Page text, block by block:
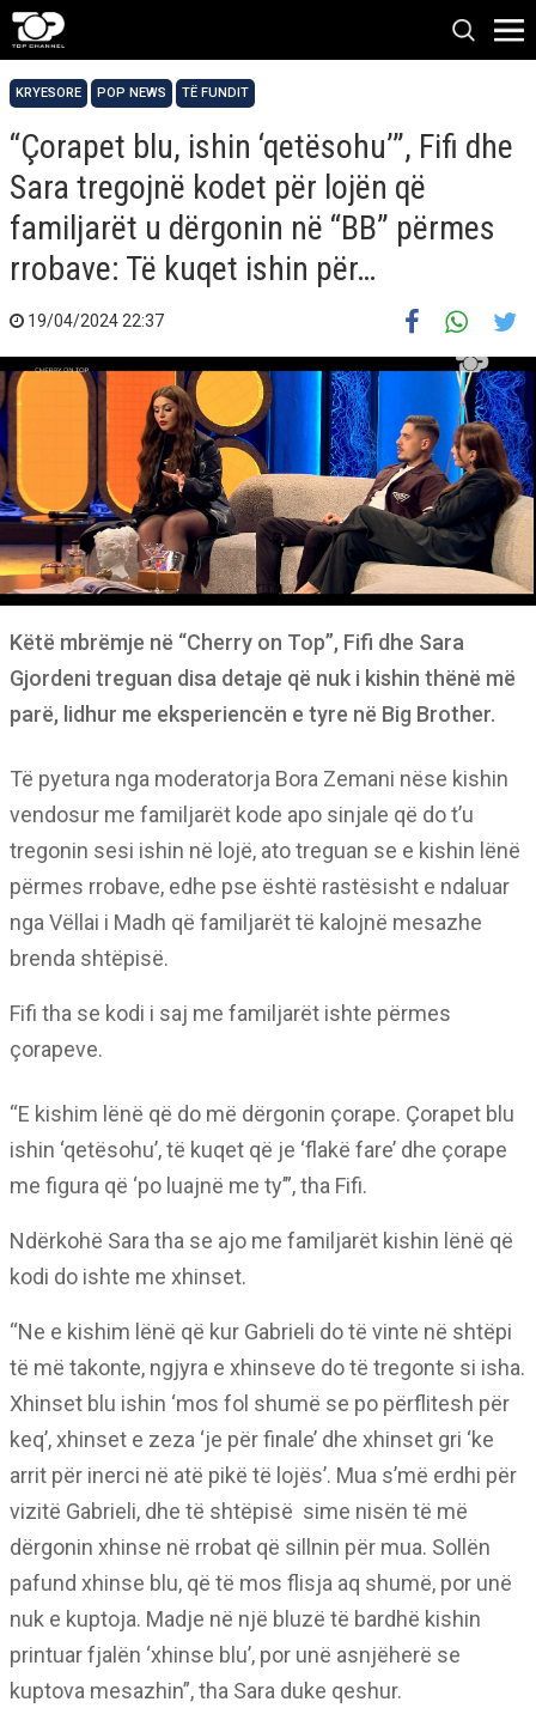
KRYESORE POP NEWS TË FUNDIT
“Çorapet blu, ishin ‘qetësohu’”, Fifi dhe
Sara tregojnë kodet për lojën që
familjarët u dërgonin në “BB” përmes
rrobave: Të kuqet ishin për…
19/04/2024 22:37
Këtë mbrëmje në “Cherry on Top”, Fifi dhe Sara
Gjordeni treguan disa detaje që nuk i kishin thënë më
parë, lidhur me eksperiencën e tyre në Big Brother.
Të pyetura nga moderatorja Bora Zemani nëse kishin
vendosur me familjarët kode apo sinjale që do t’u
tregonin sesi ishin në lojë, ato treguan se e kishin lënë
përmes rrobave, edhe pse është rastësisht e ndaluar
nga Vëllai i Madh që familjarët të kalojnë mesazhe
brenda shtëpisë.
Fifi tha se kodi i saj me familjarët ishte përmes
çorapeve.
“E kishim lënë që do më dërgonin çorape. Çorapet blu
ishin ‘qetësohu’, të kuqet që je ‘flakë fare’ dhe çorape
me figura që ‘po luajnë me ty’”, tha Fifi.
Ndërkohë Sara tha se ajo me familjarët kishin lënë që
kodi do ishte me xhinset.
“Ne e kishim lënë që kur Gabrieli do të vinte në shtëpi
të më takonte, ngjyra e xhinseve do të tregonte si isha.
Xhinset blu ishin ‘mos fol shumë se po përflitesh për
keq’, xhinset e zeza ‘je për finale’ dhe xhinset gri ‘ke
arrit për inerci në atë pikë të lojës’. Mua s’më erdhi për
vizitë Gabrieli, dhe të shtëpisë sime nisën të më
dërgonin xhinse në rrobat që sillnin për mua. Sollën
pafund xhinse blu, që të mos flisja aq shumë, por unë
nuk e kuptoja. Madje në një bluzë të bardhë kishin
printuar fjalën ‘xhinse blu’, por unë asnjëherë se
kuptova mesazhin”, tha Sara duke qeshur.